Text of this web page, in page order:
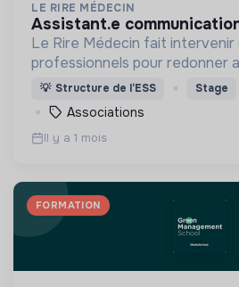
LE RIRE MÉDECIN
assistant.e
Le Rire Médecin fait intervenir
professionnels pour redonner
hospitalisés le pouvoir de rire
l’anxiété, la douleur ; soutenir
soignants
💡 Structure de l’ESS Stage
Associations
Il y a 1 mois
FORMATION